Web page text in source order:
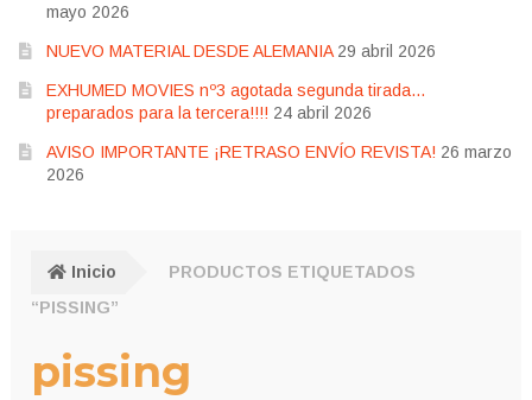
mayo 2026
NUEVO MATERIAL DESDE ALEMANIA 29 abril 2026
EXHUMED MOVIES nº3 agotada segunda tirada…
preparados para la tercera!!!! 24 abril 2026
AVISO IMPORTANTE ¡RETRASO ENVÍO REVISTA! 26 marzo
2026
Inicio
PRODUCTOS ETIQUETADOS
“PISSING”
pissing